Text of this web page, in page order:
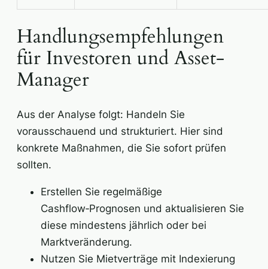
Handlungsempfehlungen
für Investoren und Asset-
Manager
Aus der Analyse folgt: Handeln Sie
vorausschauend und strukturiert. Hier sind
konkrete Maßnahmen, die Sie sofort prüfen
sollten.
Erstellen Sie regelmäßige
Cashflow‑Prognosen und aktualisieren Sie
diese mindestens jährlich oder bei
Marktveränderung.
Nutzen Sie Mietverträge mit Indexierung